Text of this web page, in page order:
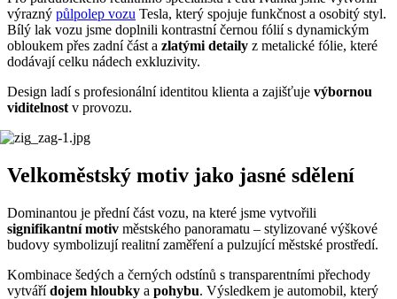
výrazný půlpolep vozu Tesla, který spojuje funkčnost a osobitý styl.
Bílý lak vozu jsme doplnili kontrastní černou fólií s dynamickým
obloukem přes zadní část a zlatými detaily z metalické fólie, které
dodávají celku nádech exkluzivity.
Design ladí s profesionální identitou klienta a zajišťuje výbornou
viditelnost v provozu.
Velkoměstský motiv jako jasné sdělení
Dominantou je přední část vozu, na které jsme vytvořili
signifikantní motiv městského panoramatu – stylizované výškové
budovy symbolizují realitní zaměření a pulzující městské prostředí.
Kombinace šedých a černých odstínů s transparentními přechody
vytvářídojem hloubky a pohybu. Výsledkem je automobil, který